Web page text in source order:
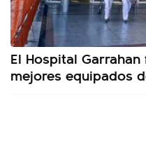
El Hospital
mejores equipados